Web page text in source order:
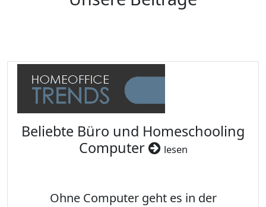
Beliebte Büro und Homeschooling
Computer
lesen
Ohne Computer geht es in der